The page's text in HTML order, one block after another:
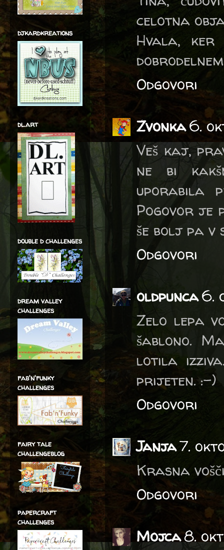
celotna
Hvala,
Odgovori
Zvonka6.
Veš kaj,
ne bi
uporabila
Pogovor je
še bolj pa v
Odgovori
oldpunca6.
Zelo lepa
šablono.
lotila
prijeten. :-)
Odgovori
Janja7.
Krasna
Odgovori
Mojca8.
djkardkreations
dl.art
double d challenges
dream valley
challenges
fab'n'funky
challenges
fairy tale
challengeblog
papercraft
challenges